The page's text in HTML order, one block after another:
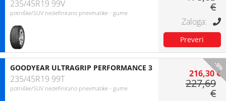
235/45R19 99V
potniške/SUV nedefinirano pnevmatike - gume €
-5%
GOODYEAR ULTRAGRIP PERFORMANCE 3
235/45R19 99T
potniške/SUV nedefinirano pnevmatike - gume
216,30 €
227,69
€